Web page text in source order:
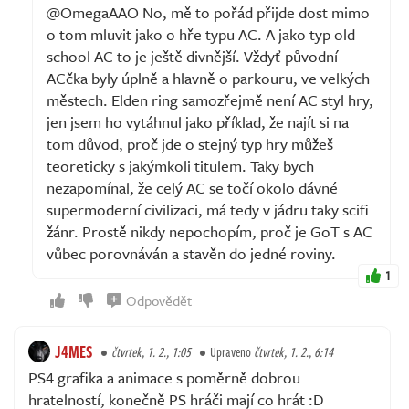
@OmegaAAO No, mě to pořád přijde dost mimo
o tom mluvit jako o hře typu AC. A jako typ old
school AC to je ještě divnější. Vždyť původní
ACčka byly úplně a hlavně o parkouru, ve velkých
městech. Elden ring samozřejmě není AC styl hry,
jen jsem ho vytáhnul jako příklad, že najít si na
tom důvod, proč jde o stejný typ hry můžeš
teoreticky s jakýmkoli titulem. Taky bych
nezapomínal, že celý AC se točí okolo dávné
supermoderní civilizaci, má tedy v jádru taky scifi
žánr. Prostě nikdy nepochopím, proč je GoT s AC
vůbec porovnáván a stavěn do jedné roviny.
1
Odpovědět
J4MES čtvrtek, 1. 2., 1:05 Upravenočtvrtek, 1. 2., 6:14
PS4 grafika a animace s poměrně dobrou
hratelností, konečně PS hráči mají co hrát :D